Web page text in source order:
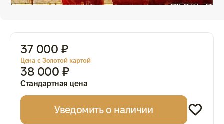
37 000 ₽
Цена с Золотой картой
38 000 ₽
Стандартная цена
Уведомить о наличии